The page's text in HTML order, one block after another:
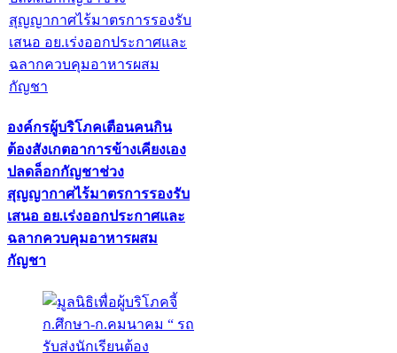
องค์กรผู้บริโภคเตือนคนกิน
ต้องสังเกตอาการข้างเคียงเอง
ปลดล็อกกัญชาช่วง
สุญญากาศไร้มาตรการรองรับ
เสนอ อย.เร่งออกประกาศและ
ฉลากควบคุมอาหารผสม
กัญชา